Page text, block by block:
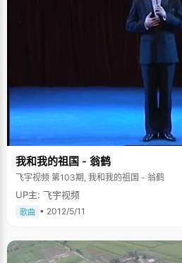
我和我的祖国 - 翁鹤
飞宇视频 第103期, 我和我的祖国 - 翁鹤
UP主: 飞宇视频
歌曲 • 2012/5/11